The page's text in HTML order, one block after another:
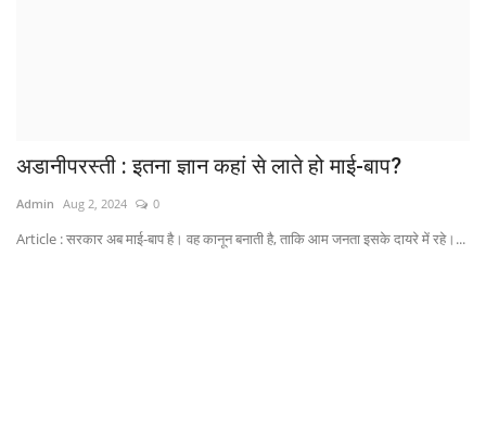
अडानीपरस्ती : इतना ज्ञान कहां से लाते हो माई-बाप?
Admin Aug 2, 2024 0
Article : सरकार अब माई-बाप है। वह कानून बनाती है, ताकि आम जनता इसके दायरे में रहे।...